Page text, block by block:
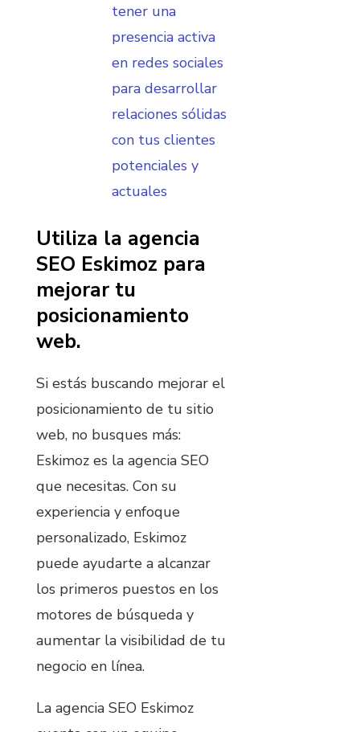
tener una
presencia activa
en redes sociales
para desarrollar
relaciones sólidas
con tus clientes
potenciales y
actuales
Utiliza la agencia
SEO Eskimoz para
mejorar tu
posicionamiento
web.
Si estás buscando mejorar el
posicionamiento de tu sitio
web, no busques más:
Eskimoz es la agencia SEO
que necesitas. Con su
experiencia y enfoque
personalizado, Eskimoz
puede ayudarte a alcanzar
los primeros puestos en los
motores de búsqueda y
aumentar la visibilidad de tu
negocio en línea.
La agencia SEO Eskimoz